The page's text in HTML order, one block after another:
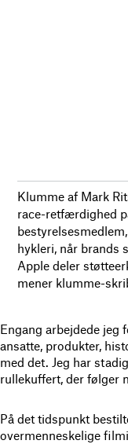
Klumme af Mark
race-retfærdighed
hykleri, når brands
Apple deler
mener klumme-
Engang arbejdede
ansatte, produkter,
med det. Jeg har
rullekuffert, der følger
På det tidspunkt
overmenneskelige